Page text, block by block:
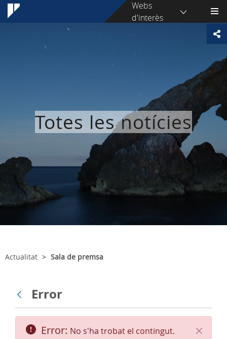
Webs
d'interès
Totes les notícies
Actualitat Sala de premsa
Vés enrere
Error
Tanca
Error: No s'ha trobat el contingut.